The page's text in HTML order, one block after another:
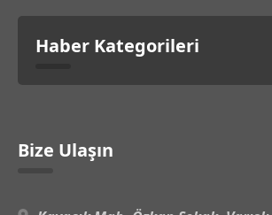
Haber Kategorileri
Bize Ulaşın